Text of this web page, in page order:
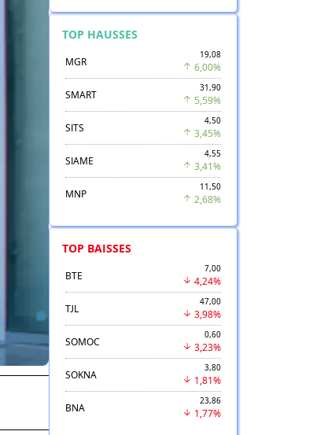
TOP HAUSSES
MGR
19,08
6,00%
SMART
31,90
5,59%
SITS
4,50
3,45%
SIAME
4,55
3,41%
MNP
11,50
2,68%
TOP BAISSES
BTE
7,00
4,24%
TJL
47,00
3,98%
SOMOC
0,60
3,23%
SOKNA
3,80
1,81%
BNA
23,86
1,77%